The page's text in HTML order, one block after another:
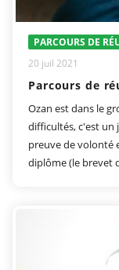
PARCOURS DE
20 juil 2021
Parcours de
Ozan est dans le
difficultés, c'est un
preuve de volonté
diplôme (le brevet